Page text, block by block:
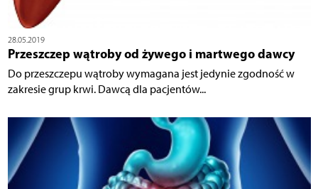
28.05.2019
Przeszczep wątroby od żywego i martwego dawcy
Do przeszczepu wątroby wymagana jest jedynie zgodność w
zakresie grup krwi. Dawcą dla pacjentów...